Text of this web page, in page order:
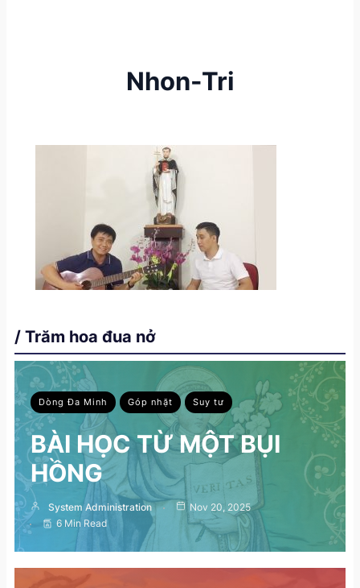
Nhon-Tri
/ Trăm hoa đua nở
Dòng Đa Minh Góp nhặt Suy tư
BÀI HỌC TỪ MỘT BỤI
HỒNG
System Administration
Nov 20, 2025
6 Min Read